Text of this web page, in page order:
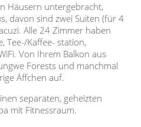
Häusern untergebracht,
davon sind zwei Suiten (für 4
Alle 24 Zimmer haben
Tee-/Kaffee- station,
Von Ihrem Balkon aus
Forests und manchmal
Äffchen auf.
separaten, geheizten
mit Fitnessraum.